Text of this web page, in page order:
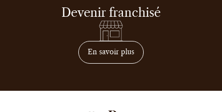
Devenir franchisé
En savoir plussur comment devenir